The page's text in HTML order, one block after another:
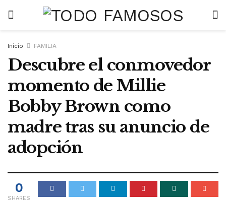
Inicio FAMILIA
Descubre el conmovedor
momento de Millie
Bobby Brown como
madre tras su anuncio de
adopción
0
SHARES